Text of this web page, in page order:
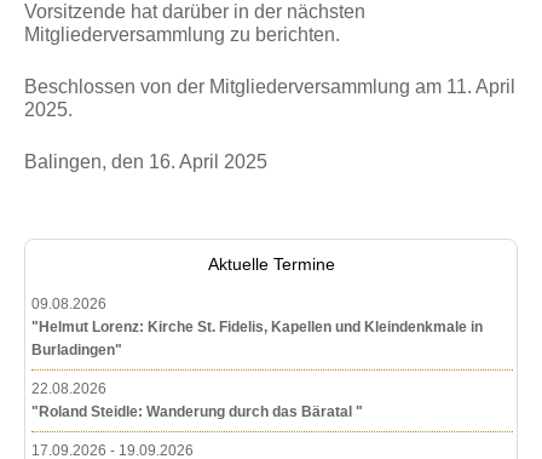
Vorsitzende hat darüber in der nächsten
Mitgliederversammlung zu berichten.
Beschlossen von der Mitgliederversammlung am 11. April
2025.
Balingen, den 16. April 2025
Aktuelle Termine
09.08.2026
"Helmut Lorenz: Kirche St. Fidelis, Kapellen und Kleindenkmale in
Burladingen"
22.08.2026
"Roland Steidle: Wanderung durch das Bäratal "
17.09.2026 - 19.09.2026